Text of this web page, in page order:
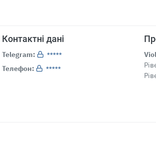
Контактні дані
Telegram:
*****
Телефон:
*****